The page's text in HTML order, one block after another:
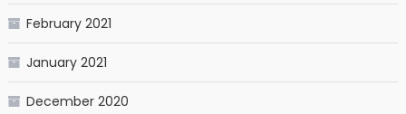
February 2021
January 2021
December 2020